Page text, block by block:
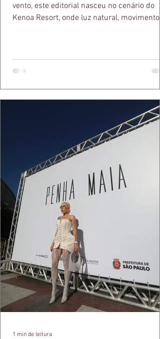
vento, este editorial nasceu no cenário do
Kenoa Resort, onde luz natural, movimento e
bolsa da Malu Pires, em uma composição
algo de intemporal em vestir o vento e
que ele conduza a cena. Cada dobra do
cada reflexo dourado da luz sobre a pe
1 min de leitura